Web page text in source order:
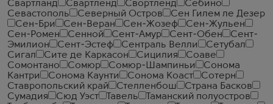
Свартланд
Свартленд Свортленд
Себино
Севастополь
Северный Остров
Сен Гилем ле Дезер
Сен-Бри
Сен-Веран Сен-Жозеф
Сен-Жульен
Сен-Ромен
Сенной Сент-Амур Сент-Обен
Сент-
Эмилион
Сент-Эстеф Сентраль Велли
Сетубал
Сигал
Сите де Каркасон Сицилия
Соаве
Сомонтано
Сомюр Сомюр-Шампиньи
Сонома
Кантри
Сонома Каунти Сонома Коаст
Сотерн
Ставропольский край
Стелленбош
Страна Басков
Сумадия
Сюд Уэст Тавель
Таманский полуостров